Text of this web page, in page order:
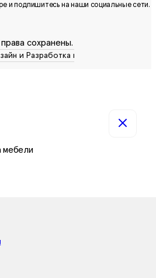
и подпишитесь на наши социальные сети.
сохранены.
мебели